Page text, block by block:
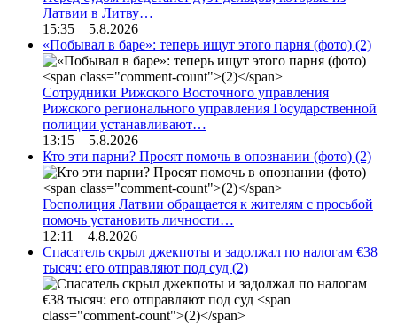
Латвии в Литву…
15:35 5.8.2026
«Побывал в баре»: теперь ищут этого парня (фото) (2)
Сотрудники Рижского Восточного управления
Рижского регионального управления Государственной
полиции устанавливают…
13:15 5.8.2026
Кто эти парни? Просят помочь в опознании (фото) (2)
Госполиция Латвии обращается к жителям с просьбой
помочь установить личности…
12:11 4.8.2026
Спасатель скрыл джекпоты и задолжал по налогам €38
тысяч: его отправляют под суд (2)